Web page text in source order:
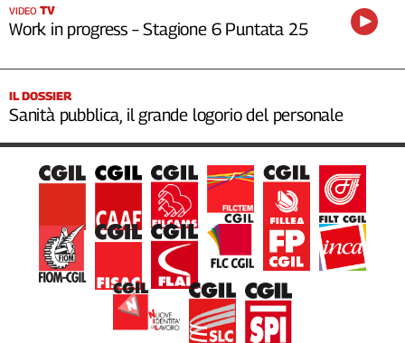
VIDEO TV
Work in progress – Stagione 6 Puntata 25
IL DOSSIER
Sanità pubblica, il grande logorio del personale